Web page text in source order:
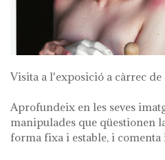
Visita a l'exposició a càrrec
Aprofundeix en les seves
manipulades que qüestionen
forma fixa i estable, i comenta